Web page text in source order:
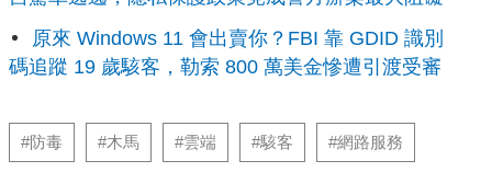
原來 Windows 11 會出賣你？FBI 靠 GDID 識別
碼追蹤 19 歲駭客，勒索 800 萬美金慘遭引渡受審
#防毒 #木馬 #雲端 #駭客 #網路服務